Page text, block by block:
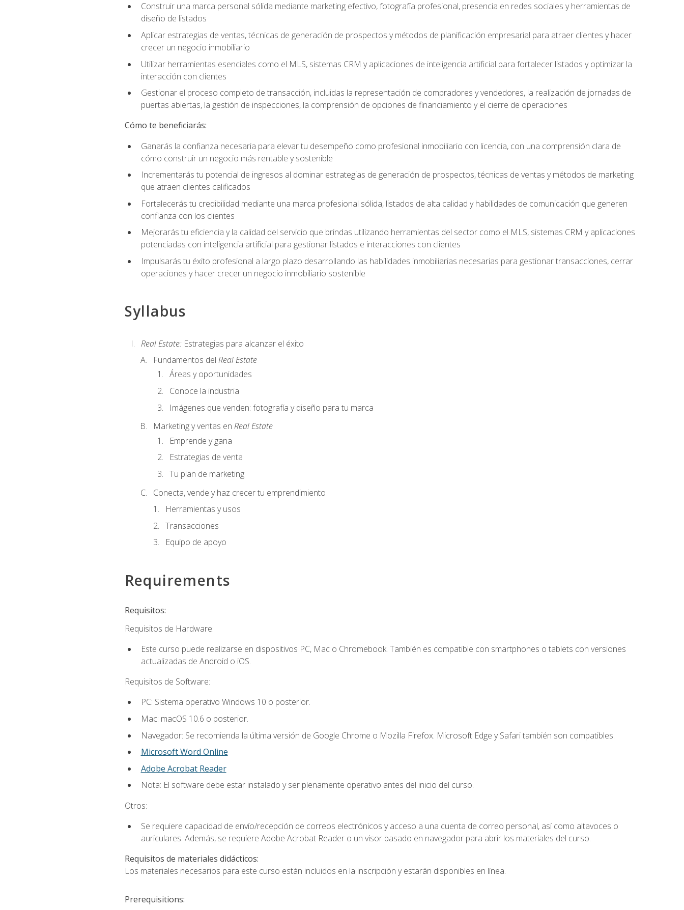
Construir una marca personal sólida mediante marketing efectivo, fotografía profesional, presencia en redes sociales y herramientas de
diseño de listados
Aplicar estrategias de ventas, técnicas de generación de prospectos y métodos de planificación empresarial para atraer clientes y hacer
crecer un negocio inmobiliario
Utilizar herramientas esenciales como el MLS, sistemas CRM y aplicaciones de inteligencia artificial para fortalecer listados y optimizar la
interacción con clientes
Gestionar el proceso completo de transacción, incluidas la representación de compradores y vendedores, la realización de jornadas de
puertas abiertas, la gestión de inspecciones, la comprensión de opciones de financiamiento y el cierre de operaciones
Cómo te beneficiarás:
Ganarás la confianza necesaria para elevar tu desempeño como profesional inmobiliario con licencia, con una comprensión clara de
cómo construir un negocio más rentable y sostenible
Incrementarás tu potencial de ingresos al dominar estrategias de generación de prospectos, técnicas de ventas y métodos de marketing
que atraen clientes calificados
Fortalecerás tu credibilidad mediante una marca profesional sólida, listados de alta calidad y habilidades de comunicación que generen
confianza con los clientes
Mejorarás tu eficiencia y la calidad del servicio que brindas utilizando herramientas del sector como el MLS, sistemas CRM y aplicaciones
potenciadas con inteligencia artificial para gestionar listados e interacciones con clientes
Impulsarás tu éxito profesional a largo plazo desarrollando las habilidades inmobiliarias necesarias para gestionar transacciones, cerrar
operaciones y hacer crecer un negocio inmobiliario sostenible
Syllabus
Real Estate: Estrategias para alcanzar el éxito
Fundamentos del Real Estate
Áreas y oportunidades
Conoce la industria
Imágenes que venden: fotografía y diseño para tu marca
Marketing y ventas en Real Estate
Emprende y gana
Estrategias de venta
Tu plan de marketing
Conecta, vende y haz crecer tu emprendimiento
Herramientas y usos
Transacciones
Equipo de apoyo
Requirements
Requisitos:
Requisitos de Hardware:
Este curso puede realizarse en dispositivos PC, Mac o Chromebook. También es compatible con smartphones o tablets con versiones
actualizadas de Android o iOS.
Requisitos de Software:
PC: Sistema operativo Windows 10 o posterior.
Mac: macOS 10.6 o posterior.
Navegador: Se recomienda la última versión de Google Chrome o Mozilla Firefox. Microsoft Edge y Safari también son compatibles.
Microsoft Word Online
Adobe Acrobat Reader
Nota: El software debe estar instalado y ser plenamente operativo antes del inicio del curso.
Otros:
Se requiere capacidad de envío/recepción de correos electrónicos y acceso a una cuenta de correo personal, así como altavoces o
auriculares. Además, se requiere Adobe Acrobat Reader o un visor basado en navegador para abrir los materiales del curso.
Requisitos de materiales didácticos:
Los materiales necesarios para este curso están incluidos en la inscripción y estarán disponibles en línea.
Prerequisitions: